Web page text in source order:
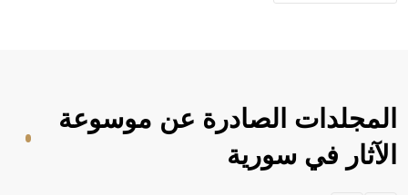
المجلدات الصادرة عن موسوعة
الآثار في سورية